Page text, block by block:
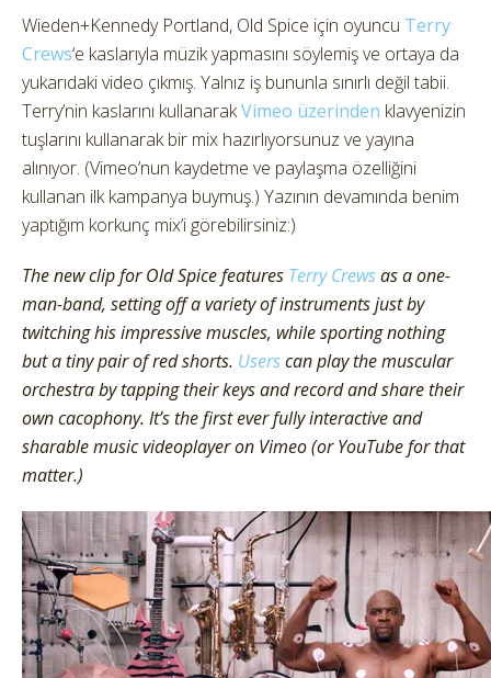
Wieden+Kennedy Portland, Old Spice için oyuncu Terry
Crews‘e kaslarıyla müzik yapmasını söylemiş ve ortaya da
yukarıdaki video çıkmış. Yalnız iş bununla sınırlı değil tabii.
Terry’nin kaslarını kullanarakVimeo üzerinden klavyenizin
tuşlarını kullanarak bir mix hazırlıyorsunuz ve yayına
alınıyor. (Vimeo’nun kaydetme ve paylaşma özelliğini
kullanan ilk kampanya buymuş.) Yazının devamında benim
yaptığım korkunç mix’i görebilirsiniz:)
The new clip for Old Spice features Terry Crewsas a one-
man-band, setting off a variety of instruments just by
twitching his impressive muscles, while sporting nothing
but a tiny pair of red shorts. Userscan play the muscular
orchestra by tapping their keys and record and share their
own cacophony. It’s the first ever fully interactive and
sharable music videoplayer on Vimeo (or YouTube for that
matter.)